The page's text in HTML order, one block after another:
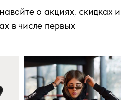
о акциях, скидках и
в числе первых